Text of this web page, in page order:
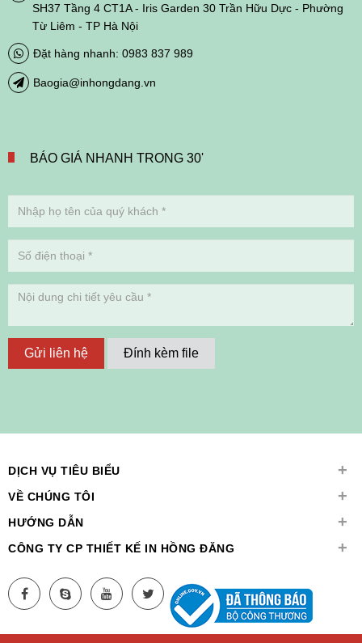
SH37 Tầng 4 CT1A - Iris Garden 30 Trần Hữu Dực - Phường
Từ Liêm - TP Hà Nội
Đặt hàng nhanh: 0983 837 989
Baogia@inhongdang.vn
BÁO GIÁ NHANH TRONG 30'
Gửi liên hệ Đính kèm file
DỊCH VỤ TIÊU BIỂU +
VỀ CHÚNG TÔI +
HƯỚNG DẪN +
CÔNG TY CP THIẾT KẾ IN HỒNG ĐĂNG +